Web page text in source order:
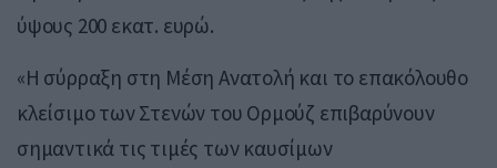
ύψους 200 εκατ. ευρώ.
«Η σύρραξη στη Μέση Ανατολή και το επακόλουθο
κλείσιμο των Στενών του Ορμούζ επιβαρύνουν
σημαντικά τις τιμές των καυσίμων